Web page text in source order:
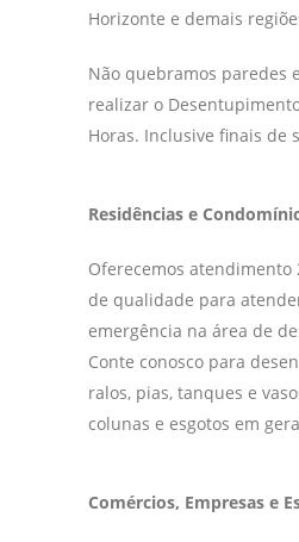
Horizonte e demais
Não quebramos paredes
realizar o
Horas. Inclusive finais de
Residências e
Oferecemos atendimento
de qualidade para
emergência na área de
Conte conosco para
ralos, pias, tanques e
colunas e esgotos em
Comércios, Empresas e